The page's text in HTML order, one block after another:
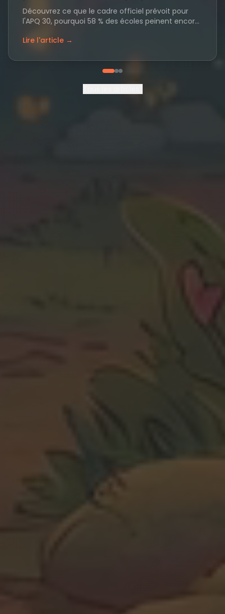
Découvrez ce que le cadre officiel prévoit pour
l'APQ 30, pourquoi 58 % des écoles peinent encore
Lire l'article →
↓